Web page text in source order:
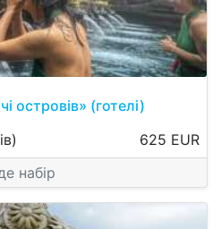
островів» (готелі)
625 EUR
набір